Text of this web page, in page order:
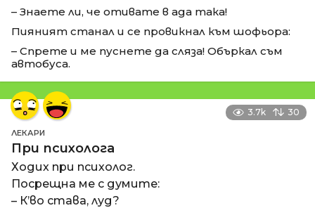
– Знаете ли, че отивате в ада така!
Пияният станал и се провикнал към шофьора:
– Спрете и ме пуснете да сляза! Объркал съм
автобуса.
3.7k 30
ЛЕКАРИ
При психолога
Ходих при психолог.
Посрещна ме с думите:
– К’во става, луд?